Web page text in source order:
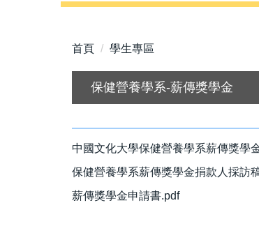
首頁 學生專區
保健營養學系-薪傳獎學金
中國文化大學保健營養學系薪傳獎學
保健營養學系薪傳獎學金捐款人採訪
薪傳獎學金申請書.pdf